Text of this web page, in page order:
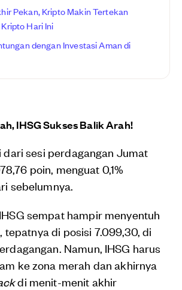
Pekan, Kripto Makin Tertekan
Hari Ini
dengan Investasi Aman di
IHSG Sukses Balik Arah!
dari sesi perdagangan Jumat
poin, menguat 0,1%
sebelumnya.
sempat hampir menyentuh
tepatnya di posisi 7.099,30, di
Namun, IHSG harus
ke zona merah dan akhirnya
di menit-menit akhir